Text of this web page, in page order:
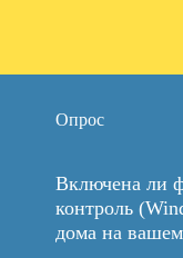
Опрос
Включена ли
контроль
дома на